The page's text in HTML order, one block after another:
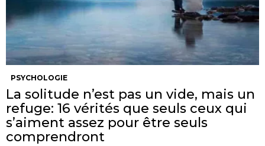
PSYCHOLOGIE
La solitude n’est pas un vide, mais un
refuge: 16 vérités que seuls ceux qui
s’aiment assez pour être seuls
comprendront